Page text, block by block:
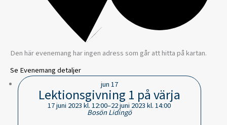
Den här evenemang har ingen adress som går att hitta på kartan.
Se Evenemang detaljer
jun17
Lektionsgivning 1 på värja
17 juni 2023 kl. 12:00–22 juni 2023 kl. 14:00
BosönLidingö